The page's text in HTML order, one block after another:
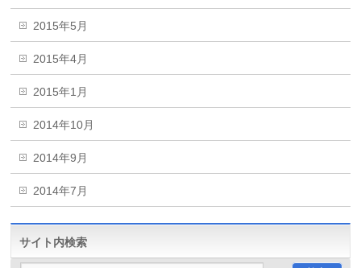
2015年5月
2015年4月
2015年1月
2014年10月
2014年9月
2014年7月
サイト内検索